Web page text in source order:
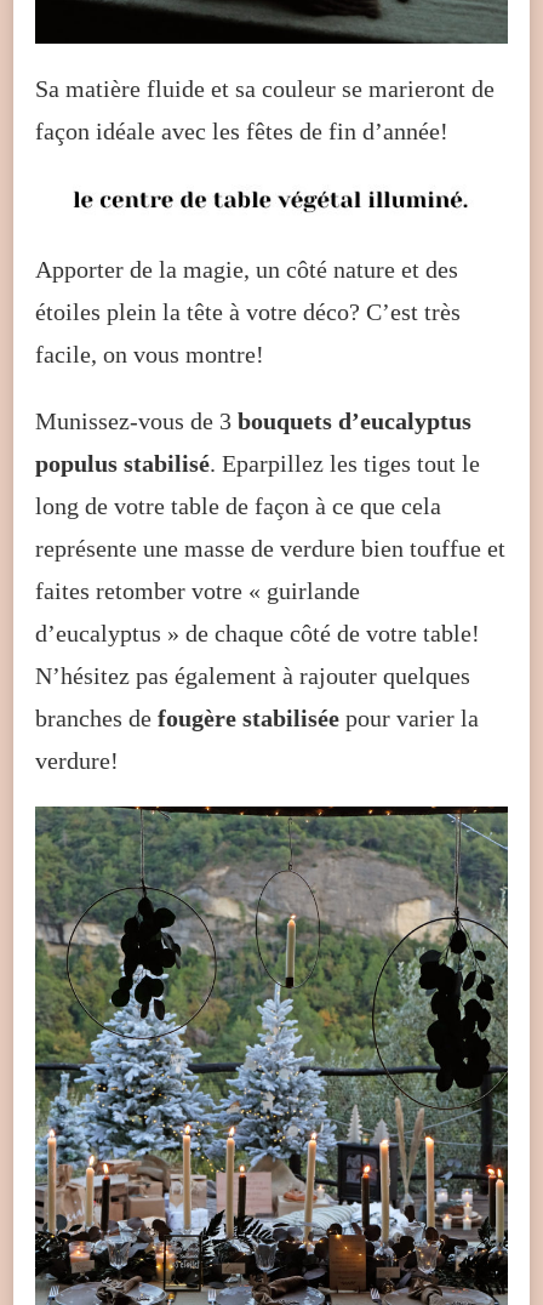
Sa matière fluide et sa couleur se marieront de
façon idéale avec les fêtes de fin d’année!
Apporter de la magie, un côté nature et des
étoiles plein la tête à votre déco? C’est très
facile, on vous montre!
Munissez-vous de 3 bouquets d’eucalyptus
populus stabilisé. Eparpillez les tiges tout le
long de votre table de façon à ce que cela
représente une masse de verdure bien touffue et
faites retomber votre « guirlande
d’eucalyptus » de chaque côté de votre table!
N’hésitez pas également à rajouter quelques
branches de fougère stabilisée pour varier la
verdure!